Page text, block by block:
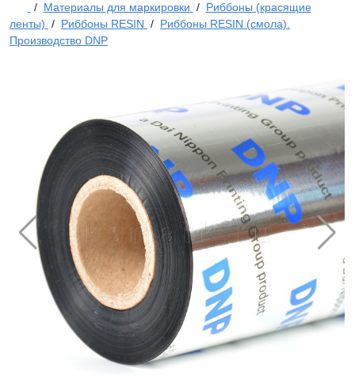
/ Материалы для маркировки / Риббоны (красящие
ленты) / Риббоны RESIN / Риббоны RESIN (смола).
Производство DNP